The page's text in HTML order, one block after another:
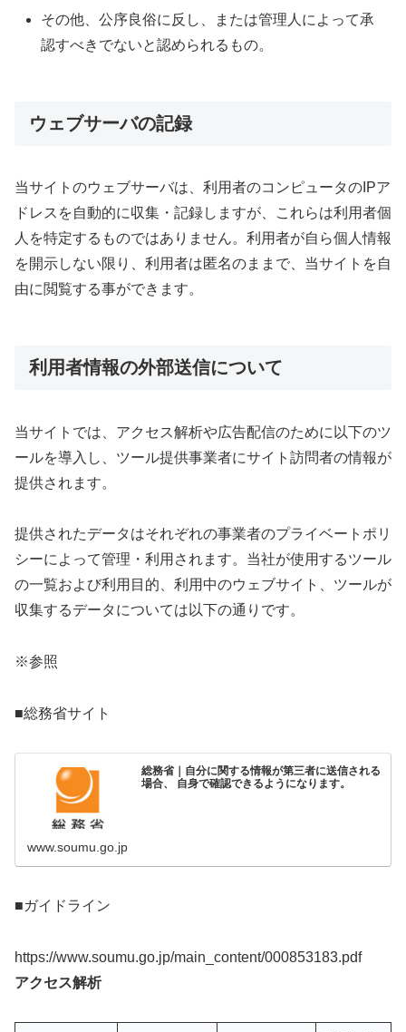
その他、公序良俗に反し、または管理人によって承
認すべきでないと認められるもの。
ウェブサーバの記録
当サイトのウェブサーバは、利用者のコンピュータのIPア
ドレスを自動的に収集・記録しますが、これらは利用者個
人を特定するものではありません。利用者が自ら個人情報
を開示しない限り、利用者は匿名のままで、当サイトを自
由に閲覧する事ができます。
利用者情報の外部送信について
当サイトでは、アクセス解析や広告配信のために以下のツ
ールを導入し、ツール提供事業者にサイト訪問者の情報が
提供されます。
提供されたデータはそれぞれの事業者のプライベートポリ
シーによって管理・利用されます。当社が使用するツール
の一覧および利用目的、利用中のウェブサイト、ツールが
収集するデータについては以下の通りです。
※参照
■総務省サイト
総務省｜自分に関する情報が第三者に送信される
場合、 自身で確認できるようになります。
www.soumu.go.jp
■ガイドライン
https://www.soumu.go.jp/main_content/000853183.pdf
アクセス解析